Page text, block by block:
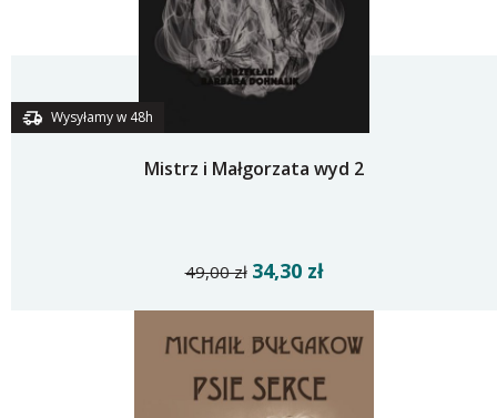
Wysyłamy w 48h
Mistrz i Małgorzata wyd 2
49,00 zł 34,30 zł